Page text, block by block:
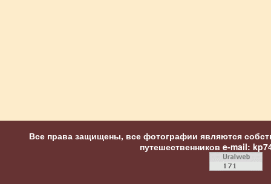
Все права защищены, все фотографии являются
путешественников e-mail: